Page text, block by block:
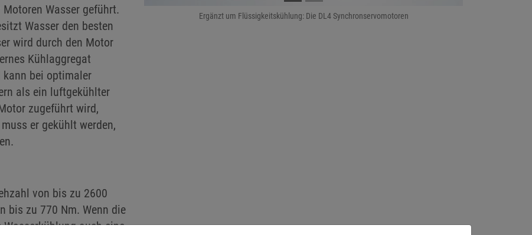
Ergänzt um Flüssigkeitskühlung: Die DL4 Synchronservomotoren
Wasser geführt.
Wasser den besten
wird durch den Motor
Kühlaggregat
bei optimaler
als ein luftgekühlter
zugeführt wird,
er gekühlt werden,
von bis zu 2600
bis zu 770 Nm. Wenn die
auch eine